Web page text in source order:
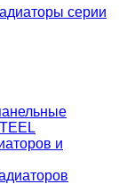
серии
и